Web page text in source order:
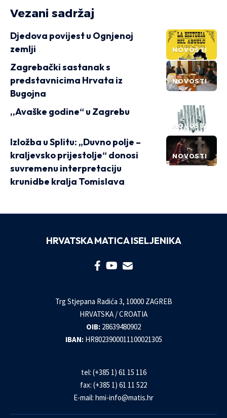
Vezani sadržaj
NOVOSTI
Djedova povijest u Ognjenoj
zemlji
NOVOSTI
Zagrebački sastanak s
predstavnicima Hrvata iz
Bugojna
NOVOSTI
,,Avaške godine“ u Zagrebu
NOVOSTI
Izložba u Splitu: „Duvno polje –
kraljevsko prijestolje“ donosi
suvremenu interpretaciju
krunidbe kralja Tomislava
HRVATSKA MATICA ISELJENIKA
Trg Stjepana Radića 3, 10000 ZAGREB
HRVATSKA / CROATIA
OIB: 28639480902
IBAN: HR8023900011100021305
tel: (+385 1) 61 15 116
fax: (+385 1) 61 11 522
E-mail: hmi-info@matis.hr